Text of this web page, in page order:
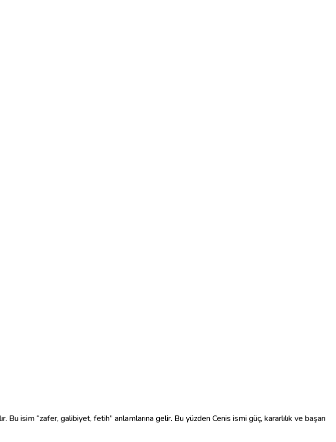
Bu isim “zafer, galibiyet, fetih” anlamlarına gelir. Bu yüzden Cenis ismi güç, kararlılık ve başarı